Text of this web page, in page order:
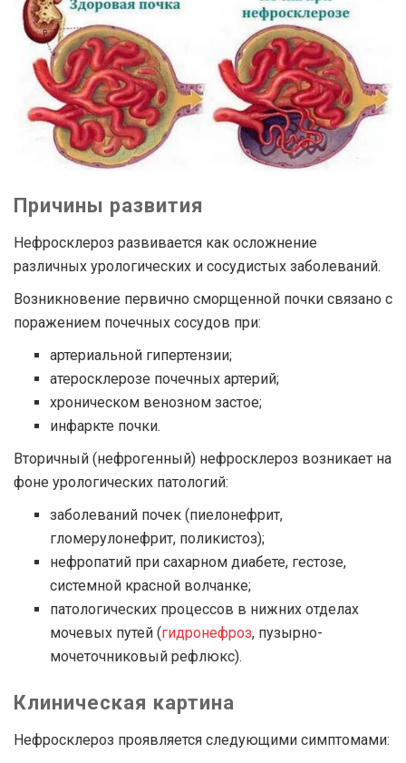
Причины развития
Нефросклероз развивается как осложнение
различных урологических и сосудистых заболеваний.
Возникновение первично сморщенной почки связано с
поражением почечных сосудов при:
артериальной гипертензии;
атеросклерозе почечных артерий;
хроническом венозном застое;
инфаркте почки.
Вторичный (нефрогенный) нефросклероз возникает на
фоне урологических патологий:
заболеваний почек (пиелонефрит,
гломерулонефрит, поликистоз);
нефропатий при сахарном диабете, гестозе,
системной красной волчанке;
патологических процессов в нижних отделах
мочевых путей (гидронефроз, пузырно-
мочеточниковый рефлюкс).
Клиническая картина
Нефросклероз проявляется следующими симптомами: